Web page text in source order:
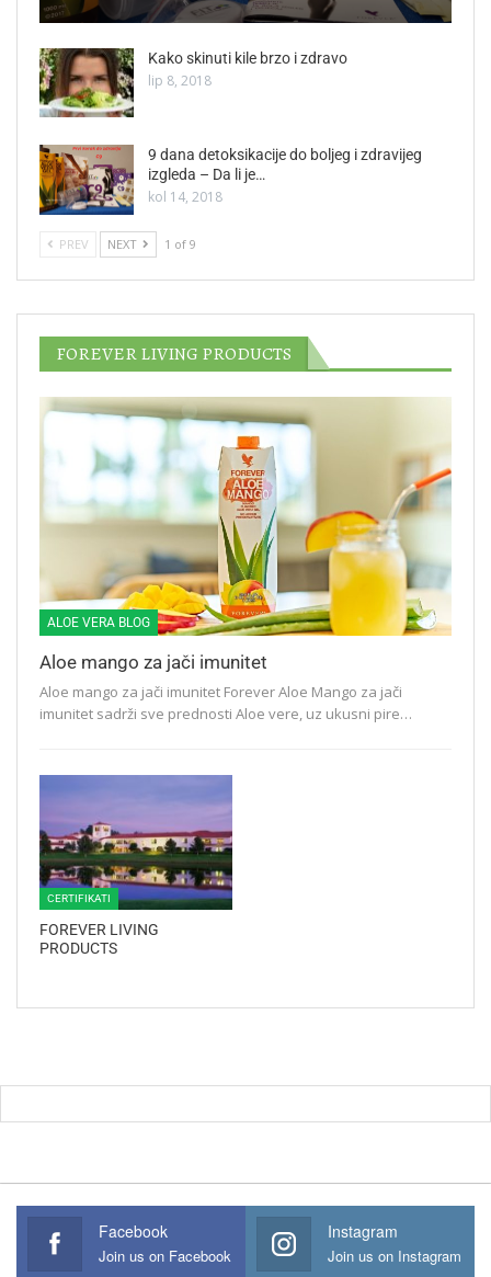
Kako skinuti kile brzo i zdravo
lip 8, 2018
9 dana detoksikacije do boljeg i zdravijeg
izgleda – Da li je…
kol 14, 2018
PREV NEXT 1 of 9
FOREVER LIVING PRODUCTS
ALOE VERA BLOG
Aloe mango za jači imunitet
Aloe mango za jači imunitet Forever Aloe Mango za jači
imunitet sadrži sve prednosti Aloe vere, uz ukusni pire…
CERTIFIKATI
FOREVER LIVING
PRODUCTS
Facebook
Join us on Facebook
Instagram
Join us on Instagram